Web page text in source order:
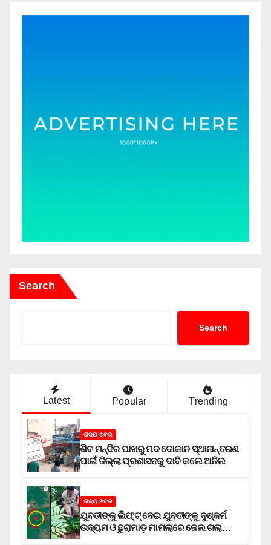
Search
Search
Latest Popular Trending
ରାଜ୍ୟ ଖବର
ଶିବ ମନ୍ଦିର ପାଖରୁ ମଦ ଦୋକାନ ସ୍ଥାନାନ୍ତରଣ
ପାଇଁ ଜିଲ୍ଲା ପ୍ରଶାସନକୁ ଦାବି କଲେ ଅନିଲ
ରାଜ୍ୟ ଖବର
ଯୁବତୀଙ୍କୁ ଲିଫ୍‌ଟ୍‌ ଦେଇ ଯୁବତୀଙ୍କୁ ଦୁଷ୍କର୍ମ
ଉଦ୍ୟମ ଓ ଛୁରାମାଡ଼ ମାମଲାରେ ଜେଲ ଗଲା